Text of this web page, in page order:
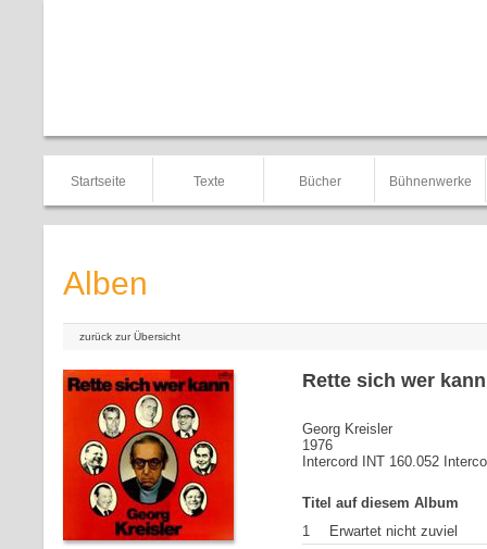
Startseite Texte Bücher Bühnenwerke
Alben
zurück zur Übersicht
Rette sich wer kann
Georg Kreisler
1976
Intercord INT 160.052
Titel auf diesem Album
1
Erwartet nicht zuviel